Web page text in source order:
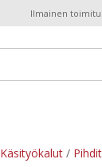
Ilmainen
Käsityökalut/ Pihdit